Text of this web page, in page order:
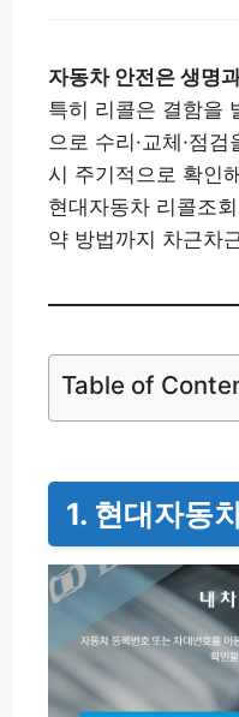
자동차 안전은 생명
특히 리콜은 결함을
으로 수리·교체·점
시 주기적으로 확인
현대자동차 리콜조
약 방법까지 차근차
Table of
1. 현대자동